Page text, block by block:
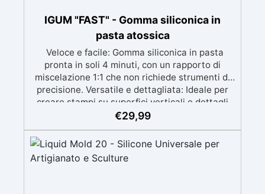
IGUM "FAST" - Gomma siliconica in
pasta atossica
Veloce e facile: Gomma siliconica in pasta
pronta in soli 4 minuti, con un rapporto di
miscelazione 1:1 che non richiede strumenti di
precisione. Versatile e dettagliata: Ideale per
creare stampi su superfici verticali e dettagli
intricati, compatibile con resine, gesso, cera,
Atossica e sicura: Formulazione inodore,
atossica e facile da maneggiare senza guanti o
mascherina. Alta resistenza e durabilità:
€29,99